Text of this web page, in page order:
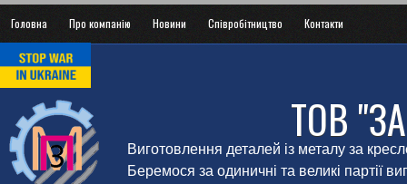
Головна Про компанію Новини Співробітництво Контакти
ТОВ
Виготовлення деталей із металу за
Беремося за одиничні та великі партії